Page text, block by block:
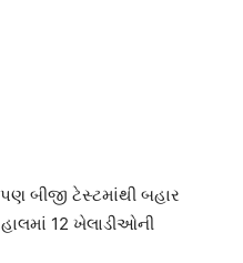
બીજી ટેસ્ટમાંથી બહાર
12 ખેલાડીઓની